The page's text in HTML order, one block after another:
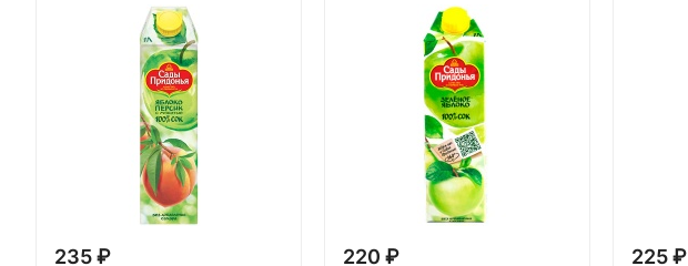
235 ₽ 220 ₽ 225 ₽